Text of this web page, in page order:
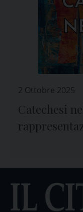
2 Ottobre 2025
Catechesi